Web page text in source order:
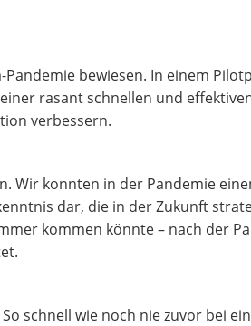
bewiesen. In einem
rasant schnellen und
verbessern.
Wir konnten in der Pandemie
dar, die in der Zukunft
kommen könnte – nach der
schnell wie noch nie zuvor bei